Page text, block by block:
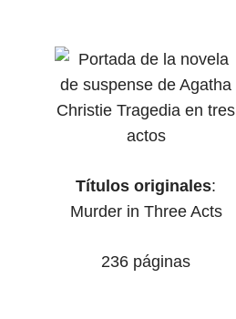
Títulos originales:
Murder in Three Acts
236 páginas